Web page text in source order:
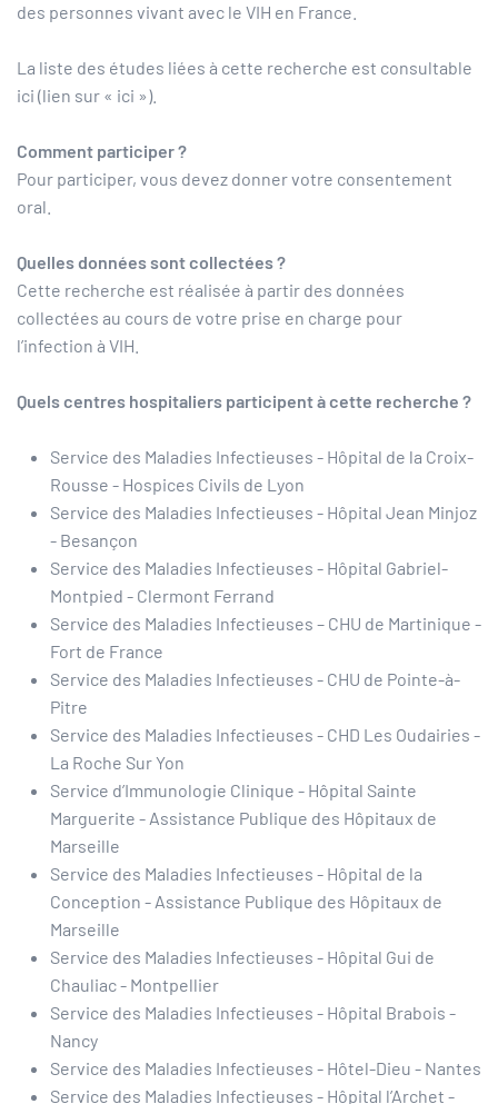
des personnes vivant avec le VIH en France.
La liste des études liées à cette recherche est consultable
ici (lien sur « ici »).
Comment participer ?
Pour participer, vous devez donner votre consentement
oral.
Quelles données sont collectées ?
Cette recherche est réalisée à partir des données
collectées au cours de votre prise en charge pour
l’infection à VIH.
Quels centres hospitaliers participent à cette recherche ?
Service des Maladies Infectieuses - Hôpital de la Croix-
Rousse - Hospices Civils de Lyon
Service des Maladies Infectieuses - Hôpital Jean Minjoz
- Besançon
Service des Maladies Infectieuses - Hôpital Gabriel-
Montpied - Clermont Ferrand
Service des Maladies Infectieuses – CHU de Martinique -
Fort de France
Service des Maladies Infectieuses - CHU de Pointe-à-
Pitre
Service des Maladies Infectieuses - CHD Les Oudairies -
La Roche Sur Yon
Service d’Immunologie Clinique - Hôpital Sainte
Marguerite - Assistance Publique des Hôpitaux de
Marseille
Service des Maladies Infectieuses - Hôpital de la
Conception - Assistance Publique des Hôpitaux de
Marseille
Service des Maladies Infectieuses - Hôpital Gui de
Chauliac - Montpellier
Service des Maladies Infectieuses - Hôpital Brabois -
Nancy
Service des Maladies Infectieuses - Hôtel-Dieu - Nantes
Service des Maladies Infectieuses - Hôpital l’Archet -